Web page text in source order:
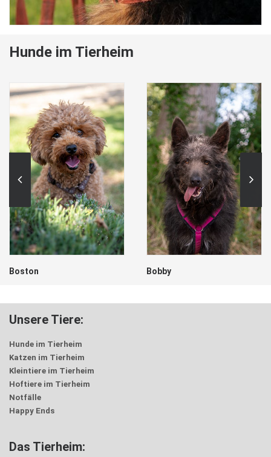
Hunde im Tierheim
Boston Bobby
Unsere Tiere:
Hunde im Tierheim
Katzen im Tierheim
Kleintiere im Tierheim
Hoftiere im Tierheim
Notfälle
Happy Ends
Das Tierheim: